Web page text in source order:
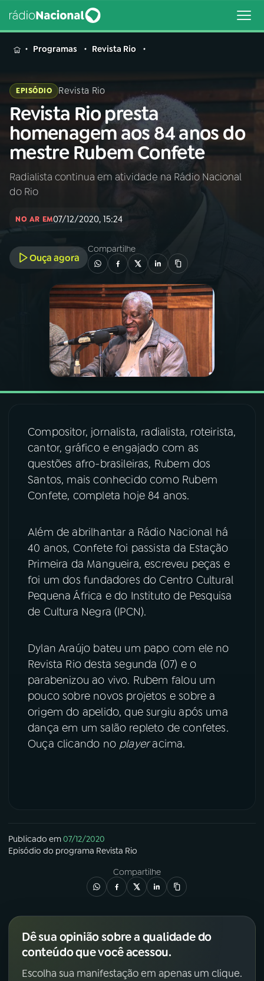
MENU
Buscar
na
Rádio
Nacional
Buscar
AO VIVO
INÍCIO
A RÁDIO
PROGRAMAÇÃO
PROGRAMAS
PODCASTS
07ÚLTIMAS
08 FESTIVAL DE MÚSICA
YouTube Facebook
Instagram X
TikTok
Programas Revista Rio
EPISÓDIO Revista Rio
Revista Rio presta
homenagem aos 84 anos do
mestre Rubem Confete
Radialista continua em atividade na Rádio Nacional
do Rio
NO AR EM07/12/2020, 15:24
Ouça agora
Compartilhe
Compositor, jornalista, radialista, roteirista,
cantor, gráfico e engajado com as
questões afro-brasileiras, Rubem dos
Santos, mais conhecido como Rubem
Confete, completa hoje 84 anos.
Além de abrilhantar a Rádio Nacional há
40 anos, Confete foi passista da Estação
Primeira da Mangueira, escreveu peças e
foi um dos fundadores do Centro Cultural
Pequena África e do Instituto de Pesquisa
de Cultura Negra (IPCN).
Dylan Araújo bateu um papo com ele no
Revista Rio desta segunda (07) e o
parabenizou ao vivo. Rubem falou um
pouco sobre novos projetos e sobre a
origem do apelido, que surgiu após uma
dança em um salão repleto de confetes.
Ouça clicando noplayeracima.
Publicado em07/12/2020
Episódio do programa Revista Rio
Compartilhe
Dê sua opinião sobre a qualidade do
conteúdo que você acessou.
Escolha sua manifestação em apenas um clique.